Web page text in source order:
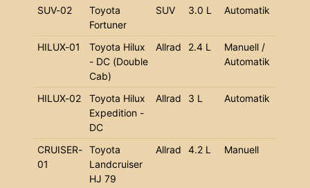
SUV-02
Toyota
Fortuner
SUV 3.0 L Automatik
HILUX-01
Toyota Hilux
- DC (Double
Cab)
Allrad 2.4 L
Manuell /
Automatik
HILUX-02
Toyota Hilux
Expedition -
DC
Allrad 3 L Automatik
CRUISER-
01
Toyota
Landcruiser
HJ 79
Allrad 4.2 L Manuell